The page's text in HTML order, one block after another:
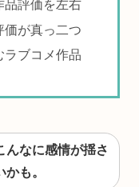
品評価を左右
価が真っ二つ
ラブコメ作品
んなに感情が揺さ
も。